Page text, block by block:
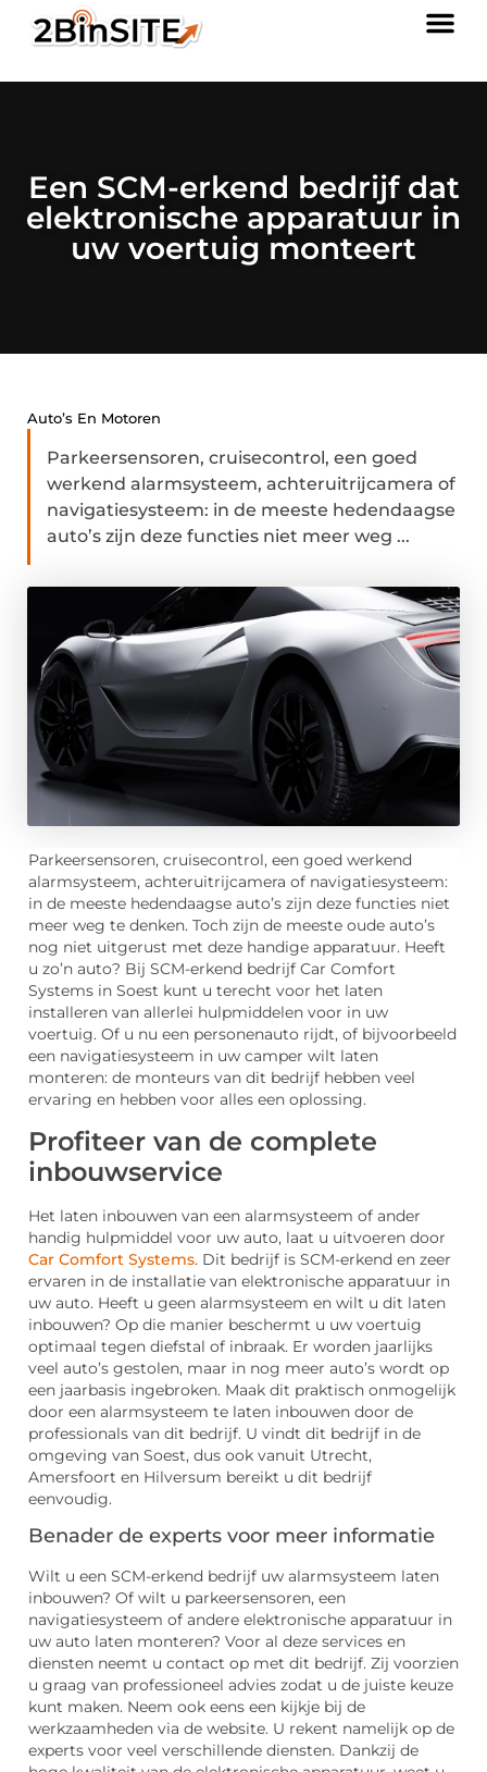
Een SCM-erkend bedrijf dat
elektronische apparatuur in
uw voertuig monteert
Auto’s En Motoren
Parkeersensoren, cruisecontrol, een goed
werkend alarmsysteem, achteruitrijcamera of
navigatiesysteem: in de meeste hedendaagse
auto’s zijn deze functies niet meer weg ...
Parkeersensoren, cruisecontrol, een goed werkend
alarmsysteem, achteruitrijcamera of navigatiesysteem:
in de meeste hedendaagse auto’s zijn deze functies niet
meer weg te denken. Toch zijn de meeste oude auto’s
nog niet uitgerust met deze handige apparatuur. Heeft
u zo’n auto? Bij SCM-erkend bedrijf Car Comfort
Systems in Soest kunt u terecht voor het laten
installeren van allerlei hulpmiddelen voor in uw
voertuig. Of u nu een personenauto rijdt, of bijvoorbeeld
een navigatiesysteem in uw camper wilt laten
monteren: de monteurs van dit bedrijf hebben veel
ervaring en hebben voor alles een oplossing.
Profiteer van de complete
inbouwservice
Het laten inbouwen van een alarmsysteem of ander
handig hulpmiddel voor uw auto, laat u uitvoeren door
Car Comfort Systems. Dit bedrijf is SCM-erkend en zeer
ervaren in de installatie van elektronische apparatuur in
uw auto. Heeft u geen alarmsysteem en wilt u dit laten
inbouwen? Op die manier beschermt u uw voertuig
optimaal tegen diefstal of inbraak. Er worden jaarlijks
veel auto’s gestolen, maar in nog meer auto’s wordt op
een jaarbasis ingebroken. Maak dit praktisch onmogelijk
door een alarmsysteem te laten inbouwen door de
professionals van dit bedrijf. U vindt dit bedrijf in de
omgeving van Soest, dus ook vanuit Utrecht,
Amersfoort en Hilversum bereikt u dit bedrijf
eenvoudig.
Benader de experts voor meer informatie
Wilt u een SCM-erkend bedrijf uw alarmsysteem laten
inbouwen? Of wilt u parkeersensoren, een
navigatiesysteem of andere elektronische apparatuur in
uw auto laten monteren? Voor al deze services en
diensten neemt u contact op met dit bedrijf. Zij voorzien
u graag van professioneel advies zodat u de juiste keuze
kunt maken. Neem ook eens een kijkje bij de
werkzaamheden via de website. U rekent namelijk op de
experts voor veel verschillende diensten. Dankzij de